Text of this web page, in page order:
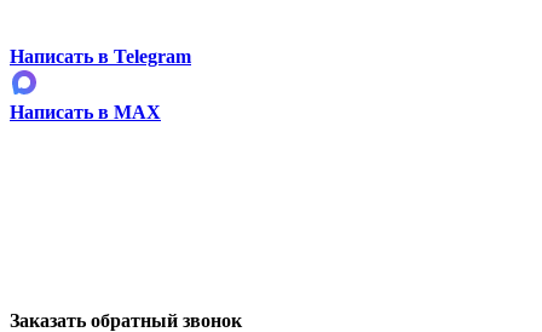
Написать в Telegram
Написать в MAX
Заказать обратный звонок